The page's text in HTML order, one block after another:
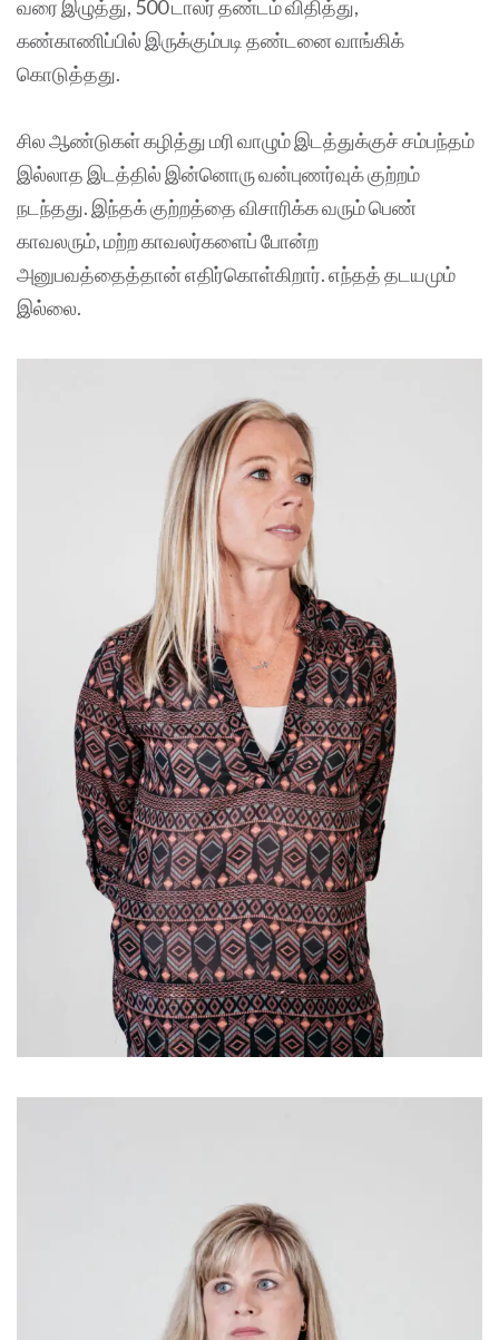
வரை இழுத்து, 500 டாலர் தண்டம் விதித்து,
கண்காணிப்பில் இருக்கும்படி தண்டனை வாங்கிக்
கொடுத்தது.
சில ஆண்டுகள் கழித்து மரி வாழும் இடத்துக்குச் சம்பந்தம்
இல்லாத இடத்தில் இன்னொரு வன்புணர்வுக் குற்றம்
நடந்தது. இந்தக் குற்றத்தை விசாரிக்க வரும் பெண்
காவலரும், மற்ற காவலர்களைப் போன்ற
அனுபவத்தைத்தான் எதிர்கொள்கிறார். எந்தத் தடயமும்
இல்லை.